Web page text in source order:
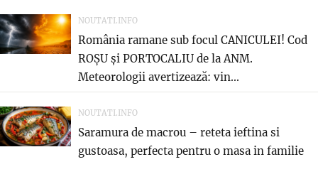
NOUTATI.INFO
România ramane sub focul CANICULEI! Cod
ROȘU și PORTOCALIU de la ANM.
Meteorologii avertizează: vin...
NOUTATI.INFO
Saramura de macrou – reteta ieftina si
gustoasa, perfecta pentru o masa in familie